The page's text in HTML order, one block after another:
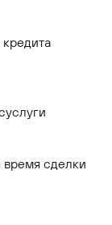
время сделки